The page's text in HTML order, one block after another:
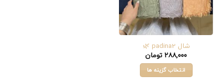
شال padina2 🌿
۲۸۸,۰۰۰ تومان
انتخاب گزینه ها